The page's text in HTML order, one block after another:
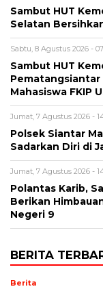
Sambut HUT
Selatan
Sabtu, 8 Agustus 2026 -
Sambut HUT
Pematangsiantar
Mahasiswa FKIP
Jumat, 7 Agustus 2026 -
Polsek Siantar
Sadarkan Diri di
Jumat, 7 Agustus 2026 -
Polantas Karib,
Berikan
Negeri 9
BERITA
Berita